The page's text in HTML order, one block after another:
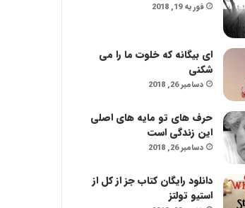
فوریه 19, 2018
ای بیگانه که خلوت ما را می
شکنی
دسامبر 26, 2018
حرف های تو مایه های اصلی
این زندگی است
دسامبر 26, 2018
دانلود رایگان کتاب جز از کل از
استيو تولتز